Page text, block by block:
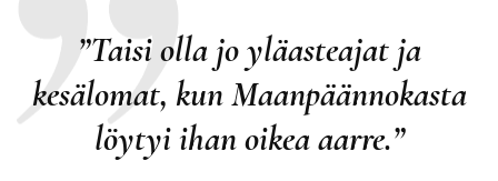
”Taisi olla jo yläasteajat ja
kesälomat, kun Maanpäännokasta
löytyi ihan oikea aarre.”